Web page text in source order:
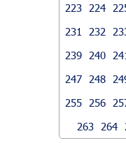
223
224
231
232
239
240
247
248
255
256
263
264